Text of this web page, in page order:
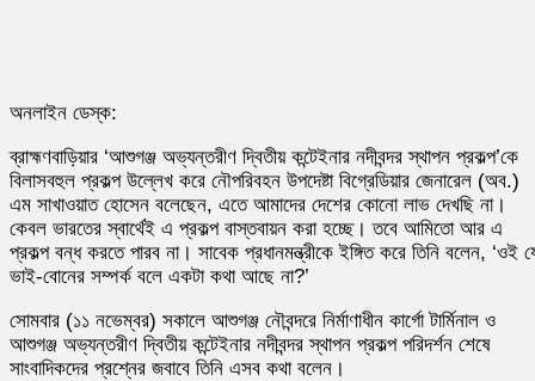
অনলাইন ডেস্ক:
ব্রাহ্মণবাড়িয়ার ‘আশুগঞ্জ অভ্যন্তরীণ দ্বিতীয় কন্টেইনার নদীবন্দর স্থাপন প্রকল্প’কে
বিলাসবহুল প্রকল্প উল্লেখ করে নৌপরিবহন উপদেষ্টা বিগ্রেডিয়ার জেনারেল (অব.)
এম সাখাওয়াত হোসেন বলেছেন, এতে আমাদের দেশের কোনো লাভ দেখছি না।
কেবল ভারতের স্বার্থেই এ প্রকল্প বাস্তবায়ন করা হচ্ছে। তবে আমিতো আর এ
প্রকল্প বন্ধ করতে পারব না। সাবেক প্রধানমন্ত্রীকে ইঙ্গিত করে তিনি বলেন, ‘ওই
ভাই-বোনের সম্পর্ক বলে একটা কথা আছে না?’
সোমবার (১১ নভেম্বর) সকালে আশুগঞ্জ নৌবন্দরে নির্মাণাধীন কার্গো টার্মিনাল ও
আশুগঞ্জ অভ্যন্তরীণ দ্বিতীয় কন্টেইনার নদীবন্দর স্থাপন প্রকল্প পরিদর্শন শেষে
সাংবাদিকদের প্রশ্নের জবাবে তিনি এসব কথা বলেন।